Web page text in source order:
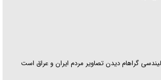
گراهام دیدن تصاویر مردم ایران و عراق است